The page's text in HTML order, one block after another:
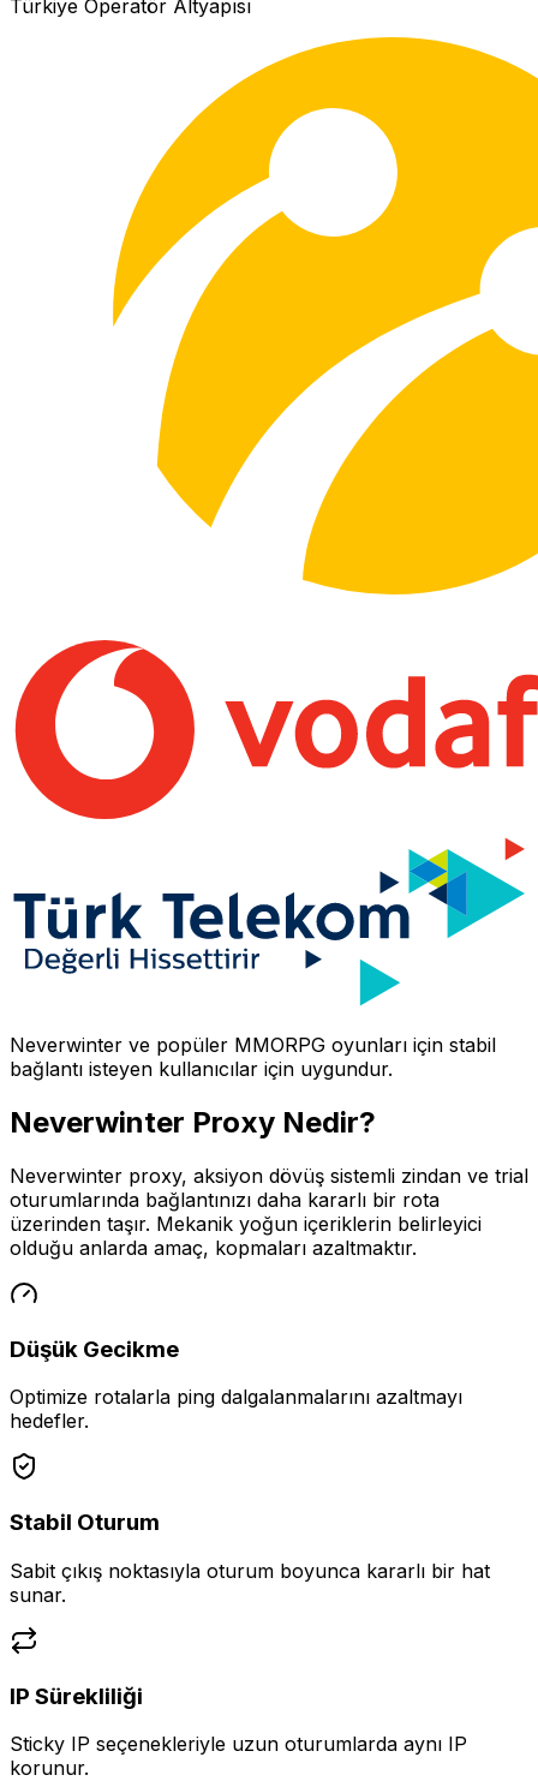
Türkiye Operatör Altyapısı
Neverwinter ve popüler MMORPG oyunları için stabil
bağlantı isteyen kullanıcılar için uygundur.
Neverwinter Proxy Nedir?
Neverwinter proxy, aksiyon dövüş sistemli zindan ve trial
oturumlarında bağlantınızı daha kararlı bir rota
üzerinden taşır. Mekanik yoğun içeriklerin belirleyici
olduğu anlarda amaç, kopmaları azaltmaktır.
Düşük Gecikme
Optimize rotalarla ping dalgalanmalarını azaltmayı
hedefler.
Stabil Oturum
Sabit çıkış noktasıyla oturum boyunca kararlı bir hat
sunar.
IP Sürekliliği
Sticky IP seçenekleriyle uzun oturumlarda aynı IP
korunur.